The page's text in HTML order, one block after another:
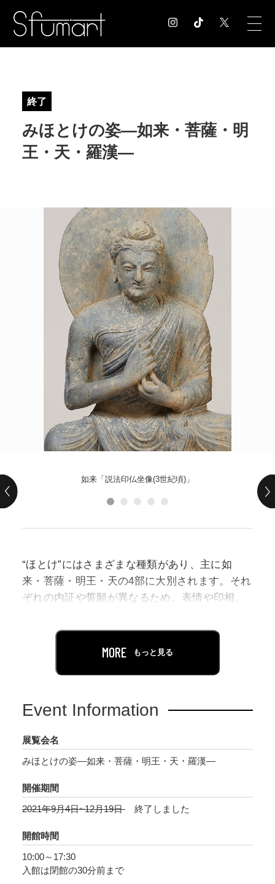
EXHIBITION 展覧会情報
MUSEUM
CONTACT お問合せ
POLICY COMPANY
終了
みほとけの姿―如来・菩薩・明
王・天・羅漢―
如来「説法印仏坐像(3世紀頃)」
“ほとけ”にはさまざまな種類があり、主に如
来・菩薩・明王・天の4部に大別されます。それ
ぞれの内証や誓願が異なるため、表情や印相、
師・高僧といった聖者が、“ほとけ”に含まれる
場合もあります。
本展では多様な如来・菩薩・明王・天および羅
明王、多くの“ほとけ”が描かれた両界曼荼羅と
MORE もっと見る
Event Information
展覧会名
みほとけの姿―如来・菩薩・明王・天・羅漢―
開催期間
2021年9月4日~12月19日
終了しました
開館時間
10:00～17:30
入館は閉館の30分前まで